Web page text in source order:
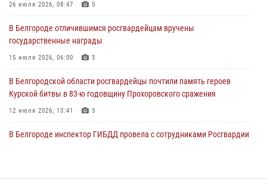
Росгвардейцы оказали помощь пострадавшему в результате атаки
01 августа 2026, 16:43
26 июля 2026, 08:47 5
В Белгороде отличившимся росгвардейцам вручены
государственные награды
15 июля 2026, 06:00 3
В Белгородской области росгвардейцы почтили память героев
Курской битвы в 83-ю годовщину Прохоровского сражения
12 июля 2026, 13:41 3
В Белгороде инспектор ГИБДД провела с сотрудниками Росгвардии